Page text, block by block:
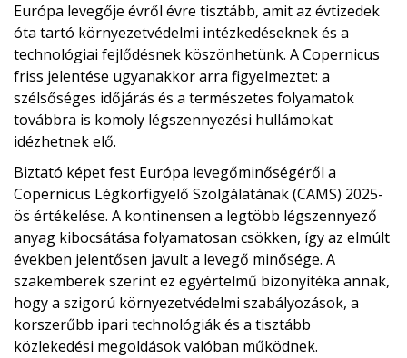
Európa levegője évről évre tisztább, amit az évtizedek
óta tartó környezetvédelmi intézkedéseknek és a
technológiai fejlődésnek köszönhetünk. A Copernicus
friss jelentése ugyanakkor arra figyelmeztet: a
szélsőséges időjárás és a természetes folyamatok
továbbra is komoly légszennyezési hullámokat
idézhetnek elő.
Biztató képet fest Európa levegőminőségéről a
Copernicus Légkörfigyelő Szolgálatának (CAMS) 2025-
ös értékelése. A kontinensen a legtöbb légszennyező
anyag kibocsátása folyamatosan csökken, így az elmúlt
években jelentősen javult a levegő minősége. A
szakemberek szerint ez egyértelmű bizonyítéka annak,
hogy a szigorú környezetvédelmi szabályozások, a
korszerűbb ipari technológiák és a tisztább
közlekedési megoldások valóban működnek.